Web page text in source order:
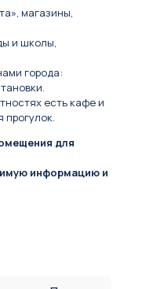
магазины,
и школы,
города:
есть кафе и
прогулок.
для
информацию и